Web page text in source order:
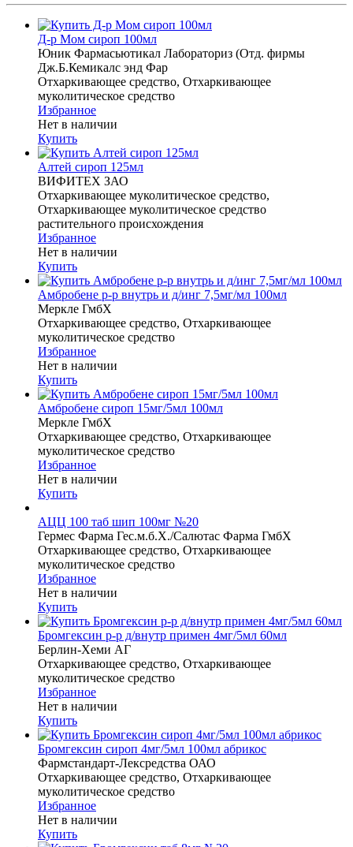
Д-р Мом сироп 100мл
Юник Фармасьютикал Лабораториз (Отд. фирмы
Дж.Б.Кемикалс энд Фар
Отхаркивающее средство, Отхаркивающее
муколитическое средство
Избранное
Нет в наличии
Купить
Алтей сироп 125мл
ВИФИТЕХ ЗАО
Отхаркивающее муколитическое средство,
Отхаркивающее муколитическое средство
растительного происхождения
Избранное
Нет в наличии
Купить
Амбробене р-р внутрь и д/инг 7,5мг/мл 100мл
Меркле ГмбХ
Отхаркивающее средство, Отхаркивающее
муколитическое средство
Избранное
Нет в наличии
Купить
Амбробене сироп 15мг/5мл 100мл
Меркле ГмбХ
Отхаркивающее средство, Отхаркивающее
муколитическое средство
Избранное
Нет в наличии
Купить
АЦЦ 100 таб шип 100мг №20
Гермес Фарма Гес.м.б.Х./Салютас Фарма ГмбХ
Отхаркивающее средство, Отхаркивающее
муколитическое средство
Избранное
Нет в наличии
Купить
Бромгексин р-р д/внутр примен 4мг/5мл 60мл
Берлин-Хеми АГ
Отхаркивающее средство, Отхаркивающее
муколитическое средство
Избранное
Нет в наличии
Купить
Бромгексин сироп 4мг/5мл 100мл абрикос
Фармстандарт-Лексредства ОАО
Отхаркивающее средство, Отхаркивающее
муколитическое средство
Избранное
Нет в наличии
Купить